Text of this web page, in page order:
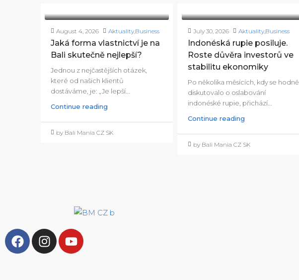
August 4, 2026 Aktuality Business
Jaká forma vlastnictví je na
Bali skutečně nejlepší?
Jednou z nejčastějších otázek,
které od našich klientů
dostáváme, je: „Je lepší...
Continue reading
by Bali Mania CZ SK
July 30, 2026 Aktuality, Business
Indonéská rupie posiluje.
Roste důvěra investorů ve
stabilitu ekonomiky
Po několika měsících, kdy se hodně
diskutovalo o oslabování
indonéské rupie, přichází...
Continue reading
by Bali Mania CZ SK